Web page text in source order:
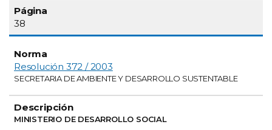
38
Resolución 372 / 2003
SECRETARIA DE AMBIENTE Y DESARROLLO SUSTENTABLE
MINISTERIO DE DESARROLLO SOCIAL